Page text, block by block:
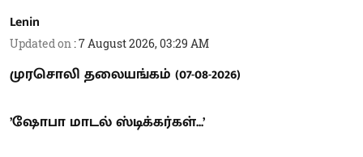
Lenin
Updated on :7 August 2026, 03:29 AM
முரசொலி தலையங்கம் (07-08-2026)
’ஷோபா மாடல் ஸ்டிக்கர்கள்...’